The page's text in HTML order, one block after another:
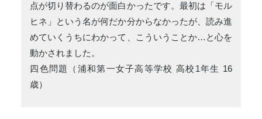
点が切り替わるのが面白かったです。最初は「モル
ヒネ」という名が何だか分からなかったが、読み進
めていくうちにわかって、こういうことか…と心を
動かされました。
四色問題（浦和第一女子高等学校 高校1年生 16
歳）